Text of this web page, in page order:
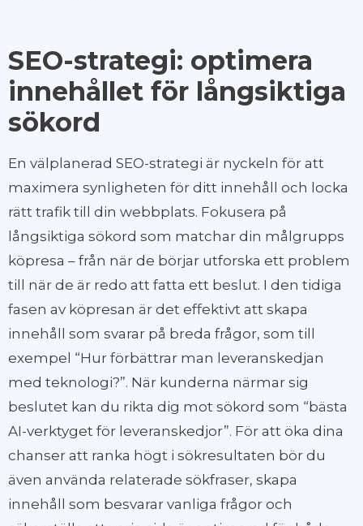
SEO-strategi: optimera
innehållet för långsiktiga
sökord
En välplanerad SEO-strategi är nyckeln för att
maximera synligheten för ditt innehåll och locka
rätt trafik till din webbplats. Fokusera på
långsiktiga sökord som matchar din målgrupps
köpresa – från när de börjar utforska ett problem
till när de är redo att fatta ett beslut. I den tidiga
fasen av köpresan är det effektivt att skapa
innehåll som svarar på breda frågor, som till
exempel “Hur förbättrar man leveranskedjan
med teknologi?”. När kunderna närmar sig
beslutet kan du rikta dig mot sökord som “bästa
AI-verktyget för leveranskedjor”. För att öka dina
chanser att ranka högt i sökresultaten bör du
även använda relaterade sökfraser, skapa
innehåll som besvarar vanliga frågor och